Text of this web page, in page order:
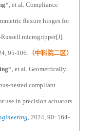
* , et al. Compliance
flexure hinges for
microgripper[J].
,95-106 （中科院二区）
* , et al. Geometrically
nested compliant
use in precision actuators
, 2024 , 90: 164-